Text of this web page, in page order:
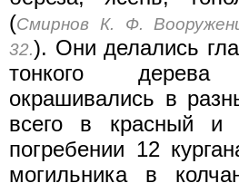
(Смирнов К. Ф.
32.). Они делались
тонкого
окрашивались в
всего в красный
погребении 12
могильника в